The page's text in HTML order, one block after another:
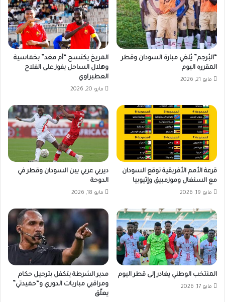
“البُرجم” يُلغي مبارة السودان وقطر
المقرره اليوم
مايو 21, 2026
المريخ يكتسح “أم مغد” بخماسية
وهلال الساحل يفوز على الفلاح
العطبراوي
مايو 20, 2026
قرعة الأمم الأفريقية توقع السودان
مع السنغال وموزمبيق وإثيوبيا
مايو 19, 2026
ديربي عربي بين السودان وقطر في
الدوحة
مايو 18, 2026
المنتخب الوطني يغادر إلى قطر اليوم
مايو 17, 2026
مدير الشرطة يتكفل بترحيل حكام
ومراقبي مباريات الدوري و“حميدتي”
يعلّق